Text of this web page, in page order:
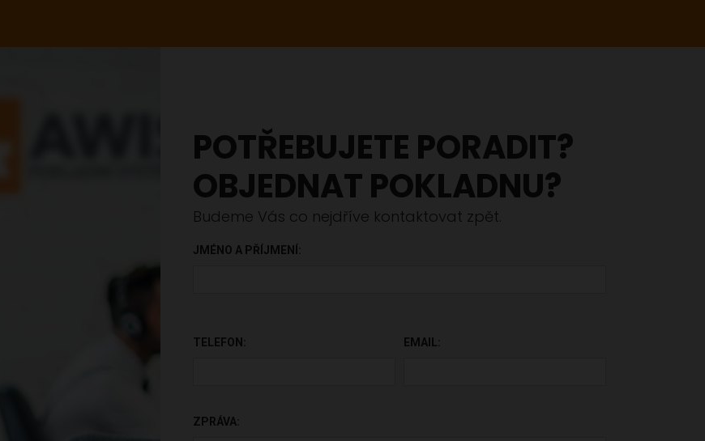
POTŘEBUJETE PORADIT?
OBJEDNAT POKLADNU?
Budeme Vás co nejdříve kontaktovat zpět.
JMÉNO A PŘÍJMENÍ:
TELEFON:
EMAIL:
ZPRÁVA: